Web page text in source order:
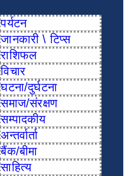
पर्यटन
जानकारी \ टिप्स
राशिफल
विचार
घटना/दुर्घटना
समाज/संरक्षण
सम्पादकीय
अन्तर्वार्ता
बैंक/बीमा
साहित्य